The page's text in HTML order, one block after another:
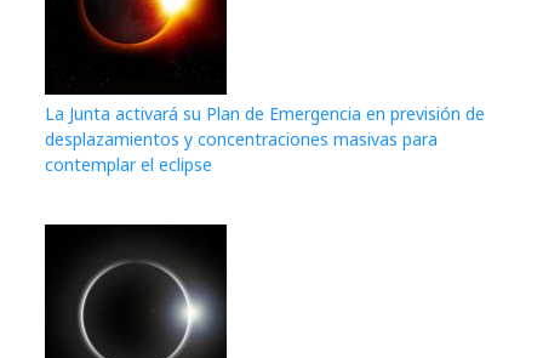
La Junta activará su Plan de Emergencia en previsión de
desplazamientos y concentraciones masivas para
contemplar el eclipse